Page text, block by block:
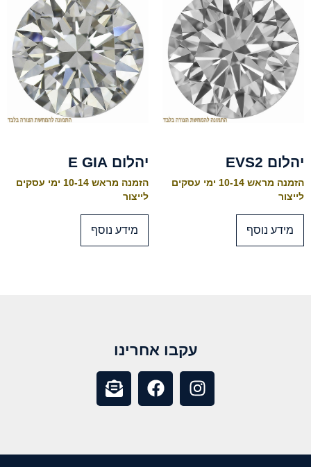
יהלום EVS2
הזמנה מראש 10-14 ימי עסקים
לייצור
מידע נוסף
יהלום E GIA
הזמנה מראש 10-14 ימי עסקים
לייצור
מידע נוסף
עקבו אחרינו